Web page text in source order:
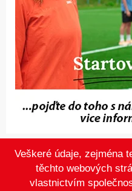
Veškeré údaje, zejména
těchto webových
vlastnictvím